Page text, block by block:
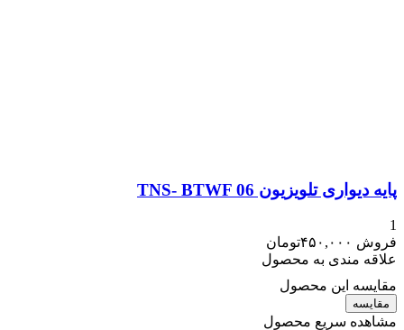
پایه دیواری تلویزیون TNS- BTWF 06
1
فروش ۴۵۰,۰۰۰تومان
علاقه مندی به محصول
مقایسه این محصول
مقایسه
مشاهده سریع محصول